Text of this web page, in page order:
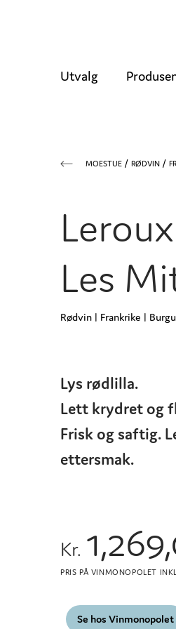
Utvalg
MOESTUE RØDVIN
Les
Rødvin | Frankrike |
Lys rødlilla.
Lett krydret og
Frisk og saftig.
ettersmak.
Kr.
PRIS PÅ VINMONOPOLET
Se hos Vinmonopolet